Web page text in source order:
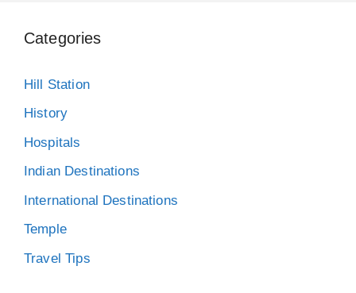
Categories
Hill Station
History
Hospitals
Indian Destinations
International Destinations
Temple
Travel Tips